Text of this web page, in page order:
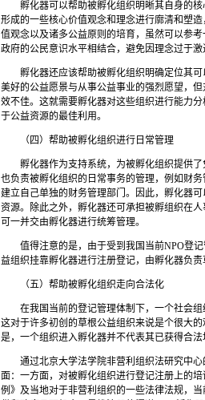
孵化器可以帮助被孵化组织明晰其自身的
形成的一些核心价值观念和理念进行廓清和塑
值观念以及诸多公益原则的培育，虽然可以参
政府的公民意识水平相结合，避免因理念过于激
孵化器还应该帮助被孵化组织明确定位其
美好的公益愿景与从事公益事业的强烈愿望，
效不佳。这就需要孵化器对这些组织进行能力
于公益资源的最佳利用。
（四）帮助被孵化组织进行日常管理
孵化器作为支持系统，为被孵化组织提供
也负责被孵化组织的日常事务的管理，例如财
建立自己单独的财务管理部门。因此，孵化器
资源。除此之外，孵化器还可承担被孵组织在
可一并交由孵化器进行统筹管理。
值得注意的是，由于受到我国当前NPO登
益组织挂靠孵化器进行注册登记，由孵化器负
（五）帮助被孵化组织走向合法化
在我国当前的登记管理体制下，一个社会
这对于许多初创的草根公益组织来说是个很大
是，一个组织进入孵化器并不代表其已获得合
通过北京大学法学院非营利组织法研究中
面：一方面，对被孵化组织进行登记注册上的
例》及当地对于非营利组织的一些法律法规，